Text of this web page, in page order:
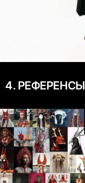
4. РЕФЕРЕНСЫ